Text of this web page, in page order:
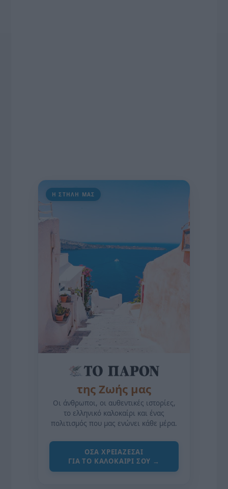
Η ΣΤΗΛΗ ΜΑΣ
της Ζωής μας
Οι άνθρωποι, οι αυθεντικές ιστορίες,
το ελληνικό καλοκαίρι και ένας
πολιτισμός που μας ενώνει κάθε μέρα.
ΌΣΑ ΧΡΕΙΆΖΕΣΑΙ
ΓΙΑ ΤΟ ΚΑΛΟΚΑΊΡΙ ΣΟΥ →